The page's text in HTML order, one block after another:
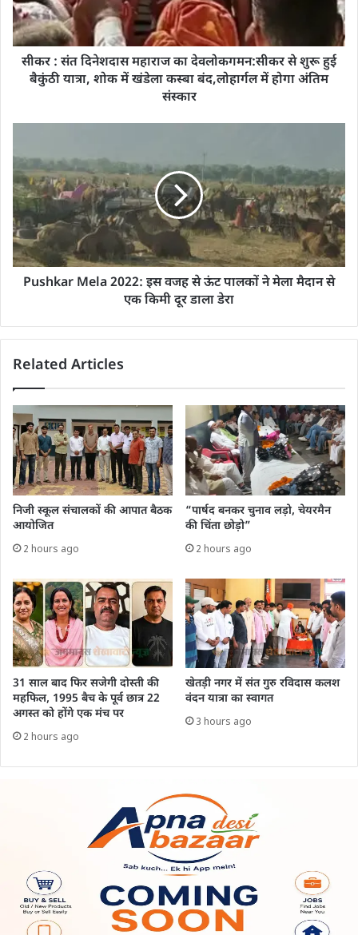
सीकर : संत दिनेशदास महाराज का देवलोकगमन:सीकर से शुरू हुई
बैकुंठी यात्रा, शोक में खंडेला कस्बा बंद,लोहार्गल में होगा अंतिम
संस्कार
Pushkar Mela 2022: इस वजह से ऊंट पालकों ने मेला मैदान से
एक किमी दूर डाला डेरा
Related Articles
निजी स्कूल संचालकों की आपात बैठक
आयोजित
2 hours ago
“पार्षद बनकर चुनाव लड़ो, चेयरमैन
की चिंता छोड़ो”
2 hours ago
31 साल बाद फिर सजेगी दोस्ती की
महफिल, 1995 बैच के पूर्व छात्र 22
अगस्त को होंगे एक मंच पर
2 hours ago
खेतड़ी नगर में संत गुरु रविदास कलश
वंदन यात्रा का स्वागत
3 hours ago